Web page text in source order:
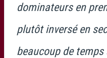
dominateurs en
plutôt inversé en
beaucoup de temps